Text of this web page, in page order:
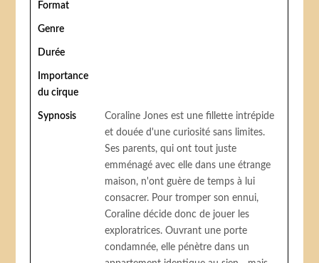
Format
Genre
Durée
Importance
du cirque
Sypnosis
Coraline Jones est une fillette intrépide
et douée d'une curiosité sans limites.
Ses parents, qui ont tout juste
emménagé avec elle dans une étrange
maison, n'ont guère de temps à lui
consacrer. Pour tromper son ennui,
Coraline décide donc de jouer les
exploratrices. Ouvrant une porte
condamnée, elle pénètre dans un